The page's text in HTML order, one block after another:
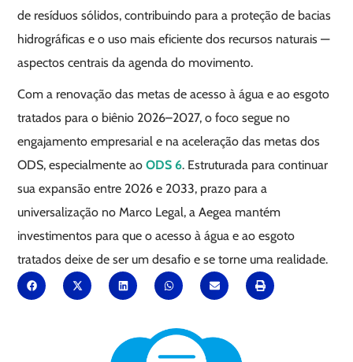
de resíduos sólidos, contribuindo para a proteção de bacias
hidrográficas e o uso mais eficiente dos recursos naturais —
aspectos centrais da agenda do movimento.
Com a renovação das metas de acesso à água e ao esgoto
tratados para o biênio 2026–2027, o foco segue no
engajamento empresarial e na aceleração das metas dos
ODS, especialmente aoODS 6. Estruturada para continuar
sua expansão entre 2026 e 2033, prazo para a
universalização no Marco Legal, a Aegea mantém
investimentos para que o acesso à água e ao esgoto
tratados deixe de ser um desafio e se torne uma realidade.